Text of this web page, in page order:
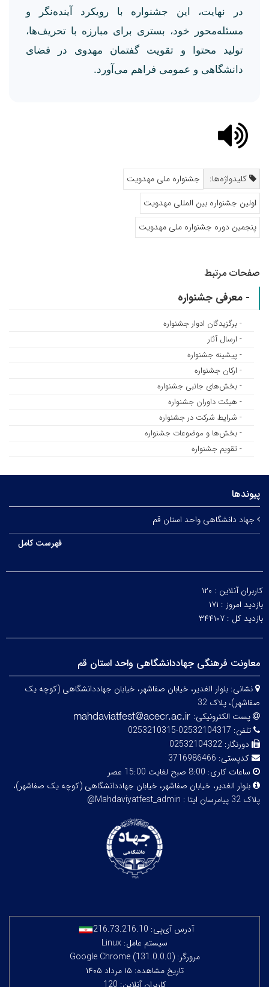
در نهایت، این جشنواره با رویکرد آینده‌نگر و
مسئله‌محور خود، بستری برای مبارزه با تحریف‌ها،
تولید محتوا و تقویت گفتمان مهدوی در فضای
دانشگاهی و عمومی فراهم می‌آورد.
کلیدواژه‌ها:
جشنواره ملی مهدویت
اولین جشنواره بین المللی مهدویت
پنجمین دوره جشنواره ملی مهدویت
صفحات مرتبط
- معرفی جشنواره
- برگزیدگان ادوار جشنواره
- ارسال آثار
- پیشینه جشنواره
- ارکان جشنواره
- بخش‌های جانبی جشنواره
- هیئت داوران جشنواره
- شرایط شرکت در جشنواره
- بخش‌ها و موضوعات جشنواره
- تقویم جشنواره
پیوندها
جهاد دانشگاهی واحد استان قم
فهرست کامل
کاربران آنلاین : ۱۲۰
بازدید امروز : ۱۷۱
بازدید کل : ۳۴۴۱۰۷
معاونت فرهنگی جهاددانشگاهی واحد استان قم
نشانی: بلوار الغدیر، خیابان صفاشهر، خیابان جهاددانشگاهی (کوچه یک
صفاشهر)، پلاک 32
پست الکترونیکی:
تلفن: 02532104317-0253210315
دورنگار: 02532104322
کدپستی: 3716986466
ساعات کاری: 8:00 صبح لغایت 15:00 عصر
بلوار الغدیر، خیابان صفاشهر، خیابان جهاددانشگاهی (کوچه یک صفاشهر)،
پلاک 32
پیامرسان ایتا : Mahdaviyatfest_admin@
آدرس آی‌پی: 216.73.216.10
سیستم عامل: Linux
مرورگر: Google Chrome (131.0.0.0)
تاریخ مشاهده: ۱۵ مرداد ۱۴۰۵